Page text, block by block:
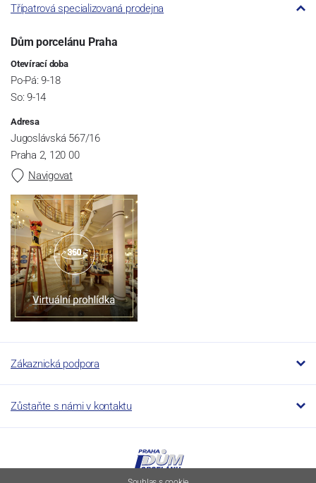
Třípatrová specializovaná prodejna
Dům porcelánu Praha
Otevírací doba
Po-Pá: 9-18
So: 9-14
Adresa
Jugoslávská 567/16
Praha 2, 120 00
Navigovat
Zákaznická podpora
Zůstaňte s námi v kontaktu